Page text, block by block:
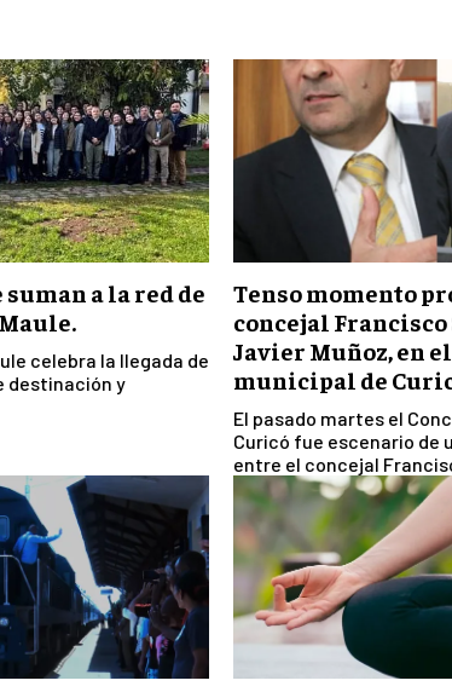
suman a la red de
celebra la llegada de
destinación y
Tenso momento
concejal Francisco
Javier Muñoz, en
municipal de
El pasado martes el
Curicó fue escenario de
entre el concejal